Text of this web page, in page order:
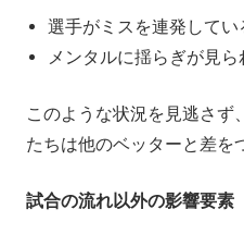
選手がミスを連発してい
メンタルに揺らぎが見ら
このような状況を見逃さず
たちは他のベッターと差を
試合の流れ以外の影響要素